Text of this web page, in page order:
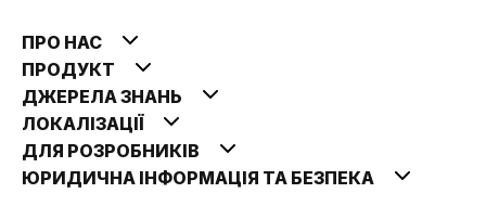
ПРО НАС
ПРОДУКТ
ДЖЕРЕЛА ЗНАНЬ
ЛОКАЛІЗАЦІЇ
ДЛЯ РОЗРОБНИКІВ
ЮРИДИЧНА ІНФОРМАЦІЯ ТА БЕЗПЕКА